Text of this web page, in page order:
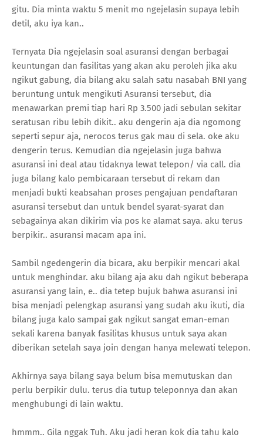
gitu. Dia minta waktu 5 menit mo ngejelasin supaya lebih
detil, aku iya kan..
Ternyata Dia ngejelasin soal asuransi dengan berbagai
keuntungan dan fasilitas yang akan aku peroleh jika aku
ngikut gabung, dia bilang aku salah satu nasabah BNI yang
beruntung untuk mengikuti Asuransi tersebut, dia
menawarkan premi tiap hari Rp 3.500 jadi sebulan sekitar
seratusan ribu lebih dikit.. aku dengerin aja dia ngomong
seperti sepur aja, nerocos terus gak mau di sela. oke aku
dengerin terus. Kemudian dia ngejelasin juga bahwa
asuransi ini deal atau tidaknya lewat telepon/ via call. dia
juga bilang kalo pembicaraan tersebut di rekam dan
menjadi bukti keabsahan proses pengajuan pendaftaran
asuransi tersebut dan untuk bendel syarat-syarat dan
sebagainya akan dikirim via pos ke alamat saya. aku terus
berpikir.. asuransi macam apa ini.
Sambil ngedengerin dia bicara, aku berpikir mencari akal
untuk menghindar. aku bilang aja aku dah ngikut beberapa
asuransi yang lain, e.. dia tetep bujuk bahwa asuransi ini
bisa menjadi pelengkap asuransi yang sudah aku ikuti, dia
bilang juga kalo sampai gak ngikut sangat eman-eman
sekali karena banyak fasilitas khusus untuk saya akan
diberikan setelah saya join dengan hanya melewati telepon.
Akhirnya saya bilang saya belum bisa memutuskan dan
perlu berpikir dulu. terus dia tutup teleponnya dan akan
menghubungi di lain waktu.
hmmm.. Gila nggak Tuh. Aku jadi heran kok dia tahu kalo